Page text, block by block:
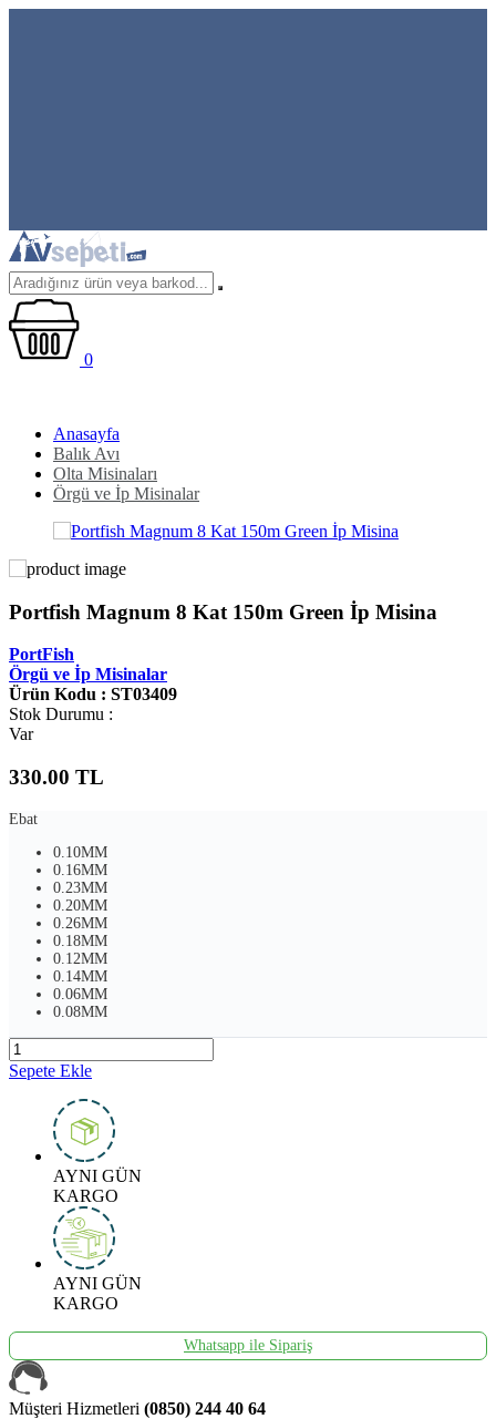
0
Anasayfa
Balık Avı
Olta Misinaları
Örgü ve İp Misinalar
Portfish Magnum 8 Kat 150m Green İp Misina
PortFish
Örgü ve İp Misinalar
Ürün Kodu : ST03409
Stok Durumu :
Var
330.00 TL
Ebat
0.10MM
0.16MM
0.23MM
0.20MM
0.26MM
0.18MM
0.12MM
0.14MM
0.06MM
0.08MM
Sepete Ekle
AYNI GÜN
KARGO
AYNI GÜN
KARGO
Whatsapp ile Sipariş
Müşteri Hizmetleri (0850) 244 40 64